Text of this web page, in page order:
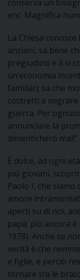
conserva un
enc. Magnifica
La Chiesa
anziani, sa bene
pregiudizio e li si
un’economia
familiari; sa che
costretti a migrare
guerra. Per
annunciare la
dimenticherò mai!”.
È dolce, ad ogni
più giovani,
Paolo I, che
amore
aperti su di noi,
papà; più ancora
1978). Anche se
verità è che
e figlie, e perciò
tornare tra le